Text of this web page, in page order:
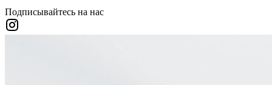
Подписывайтесь на нас